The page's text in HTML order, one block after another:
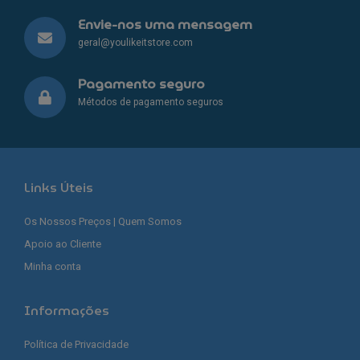
Envie-nos uma mensagem
geral@youlikeitstore.com
Pagamento seguro
Métodos de pagamento seguros
Links Úteis
Os Nossos Preços | Quem Somos
Apoio ao Cliente
Minha conta
Informações
Política de Privacidade